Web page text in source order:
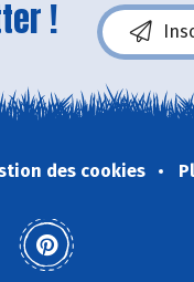
!
des cookies